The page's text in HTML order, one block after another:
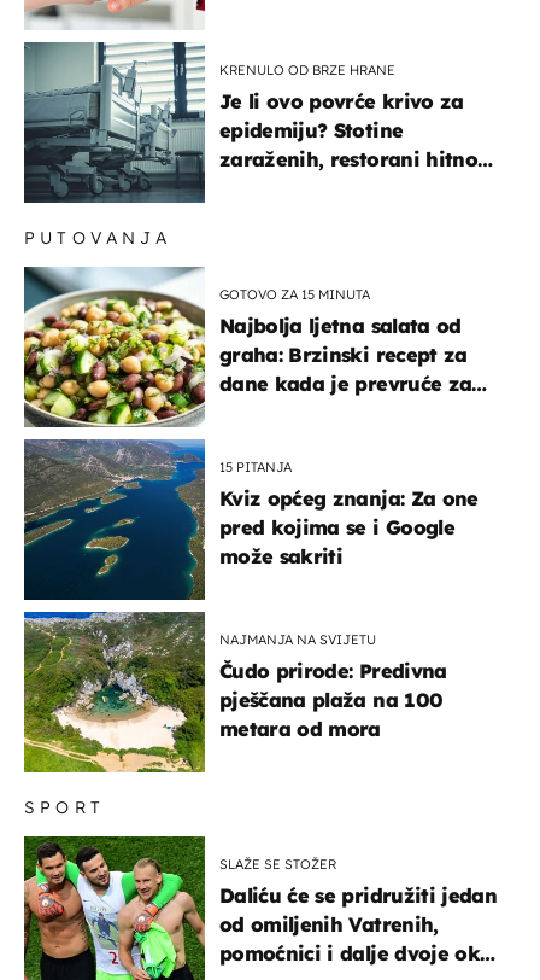
KRENULO OD BRZE HRANE
Je li ovo povrće krivo za
epidemiju? Stotine
zaraženih, restorani hitno
SPORT
SLAŽE SE STOŽER
Daliću će se pridružiti jedan
od omiljenih Vatrenih,
pomoćnici i dalje dvoje oko
PUTOVANJA
GOTOVO ZA 15 MINUTA
Najbolja ljetna salata od
graha: Brzinski recept za
dane kada je prevruće za
15 PITANJA
Kviz općeg znanja: Za one
pred kojima se i Google
može sakriti
NAJMANJA NA SVIJETU
Čudo prirode: Predivna
pješčana plaža na 100
metara od mora